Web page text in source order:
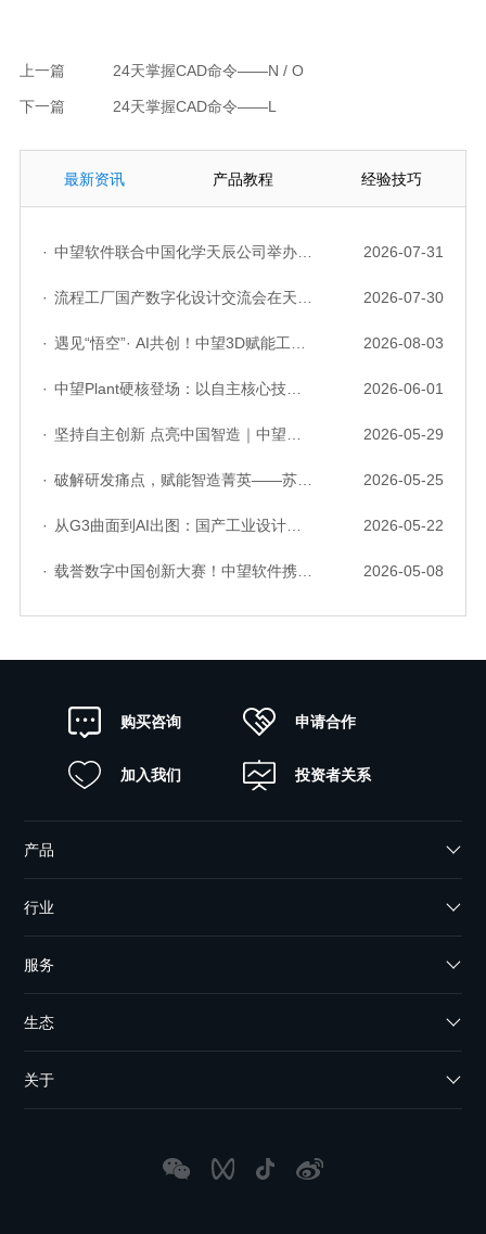
上一篇 24天掌握CAD命令——N / O
下一篇 24天掌握CAD命令——L
最新资讯 产品教程 经验技巧
· 中望软件联合中国化学天辰公司举办“走进标杆企业”研讨会，共探流程工业数字化创新实践 2026-07-31
· 流程工厂国产数字化设计交流会在天津召开，中望自主CAD底座助力行业数字化转型实践获广泛关注 2026-07-30
· 遇见“悟空”· AI共创！中望3D赋能工业设计国产化与AI创新升级 2026-08-03
· 中望Plant硬核登场：以自主核心技术，破解流程工业数据一致性与协同困境 2026-06-01
· 坚持自主创新 点亮中国智造｜中望软件亮相第十届中国网络版权保护与发展大会 2026-05-29
· 破解研发痛点，赋能智造菁英——苏州研发菁英 CTO 成长营暨高级人才认证启动会圆满落幕 2026-05-25
· 从G3曲面到AI出图：国产工业设计软件的硬实力到底怎么样了？ 2026-05-22
· 载誉数字中国创新大赛！中望软件携手三家伙伴，斩获信创赛道多项大奖 2026-05-08
购买咨询 申请合作
加入我们 投资者关系
产品
行业
服务
生态
关于